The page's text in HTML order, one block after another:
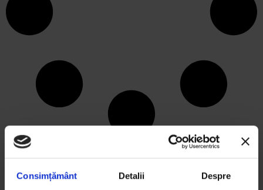
Consimțământ Detalii Despre
ARTICOLE RECENTE
Trash Art de la Liceul de Arte Dimitrie Paciurea și